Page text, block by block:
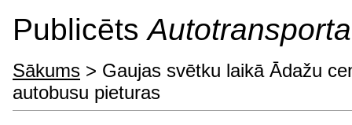
Publicēts
Sākums > Gaujas svētku laikā Ādažu
autobusu pieturas